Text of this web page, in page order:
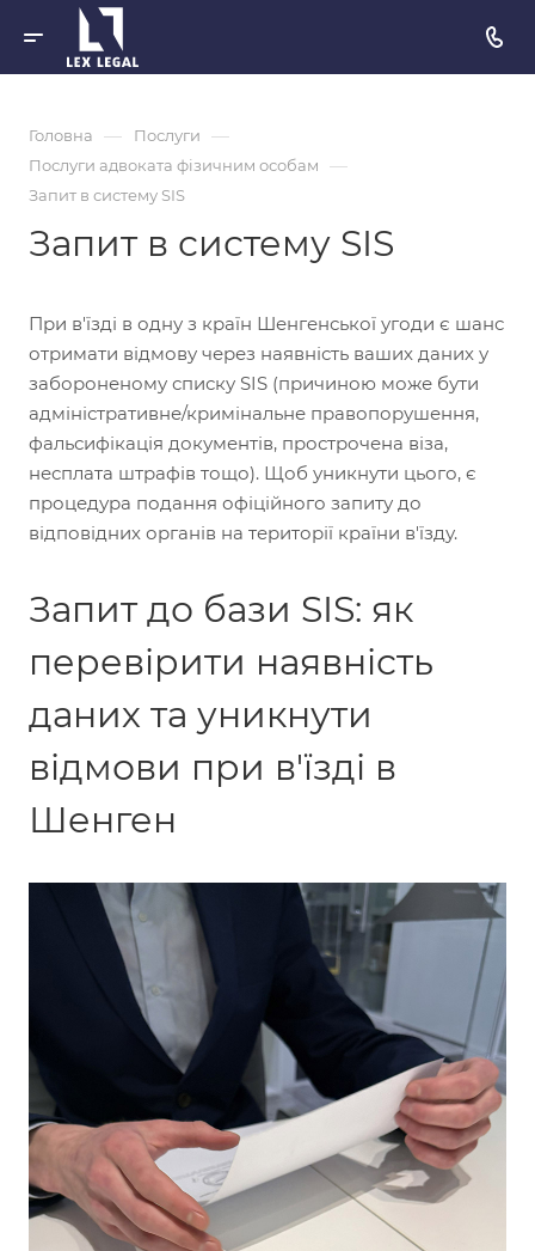
Головна — Послуги —
Послуги адвоката фізичним особам —
Запит в систему SIS
Запит в систему SIS
При в'їзді в одну з країн Шенгенської угоди є шанс
отримати відмову через наявність ваших даних у
забороненому списку SIS (причиною може бути
адміністративне/кримінальне правопорушення,
фальсифікація документів, прострочена віза,
несплата штрафів тощо). Щоб уникнути цього, є
процедура подання офіційного запиту до
відповідних органів на території країни в'їзду.
Запит до бази SIS: як
перевірити наявність
даних та уникнути
відмови при в'їзді в
Шенген